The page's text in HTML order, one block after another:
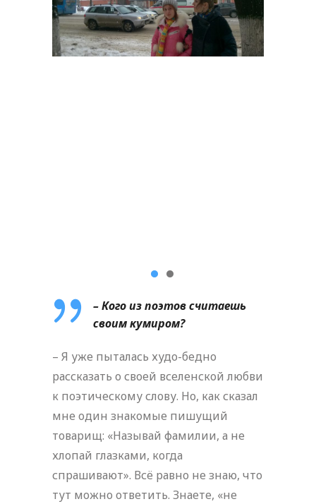
– Кого из поэтов считаешь
своим кумиром?
– Я уже пыталась худо-бедно
рассказать о своей вселенской любви
к поэтическому слову. Но, как сказал
мне один знакомые пишущий
товарищ: «Называй фамилии, а не
хлопай глазками, когда
спрашивают». Всё равно не знаю, что
тут можно ответить. Знаете, «не